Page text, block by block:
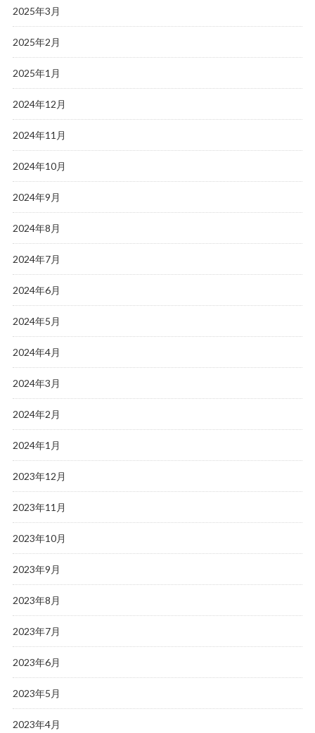
2025年3月
2025年2月
2025年1月
2024年12月
2024年11月
2024年10月
2024年9月
2024年8月
2024年7月
2024年6月
2024年5月
2024年4月
2024年3月
2024年2月
2024年1月
2023年12月
2023年11月
2023年10月
2023年9月
2023年8月
2023年7月
2023年6月
2023年5月
2023年4月